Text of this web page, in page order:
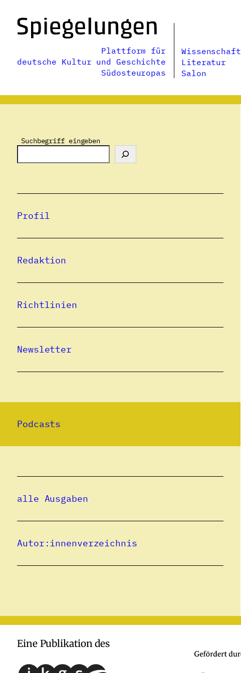
Inhalt
springen
Plattform für
deutsche Kultur und Geschichte
Südosteuropas
Wissenschaft
Literatur
Salon
Suchbegriff eingeben
Profil
Redaktion
Richtlinien
Newsletter
Podcasts
alle Ausgaben
Autor:innenverzeichnis
Eine Publikation des